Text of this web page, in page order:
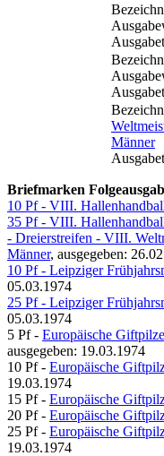
Männer
Briefmarken
10 Pf - VIII.
35 Pf - VIII.
- Dreierstreifen - VIII.
Männer, ausgegeben:
10 Pf - Leipziger
05.03.1974
25 Pf - Leipziger
05.03.1974
5 Pf - Europäische
ausgegeben: 19.03.1974
10 Pf - Europäische
19.03.1974
15 Pf - Europäische
20 Pf - Europäische
25 Pf - Europäische
19.03.1974